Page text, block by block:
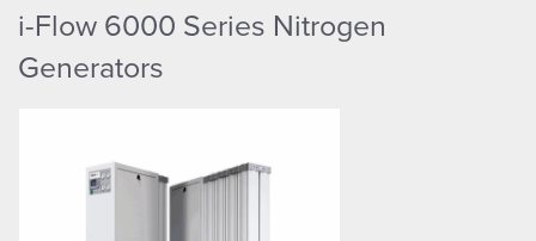
i-Flow 6000 Series Nitrogen
Generators